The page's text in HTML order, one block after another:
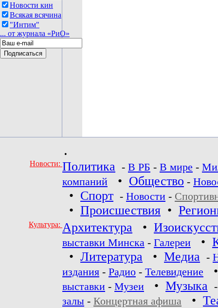
Новости кин
Всякая всячина
"Интим"
... от журнала «РиО»
•
Новости: Политика - В РБ - В мире -
компаний
• Общество -
• Спорт - Новости -
• Происшествия •
Культура: Архитектура •
выставки Минска - Галереи •
• Литература • Медиа -
издания - Радио - Телевидение
выставки - Музеи • Музыка
залы - Концертная афиша •